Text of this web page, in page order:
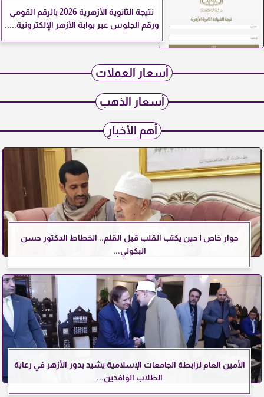
نتيجة الثانوية الأزهرية 2026 بالرقم القومي
ورقم الجلوس عبر بوابة الأزهر الإلكترونية.....
أسعار العملات
أسعار الذهب
أهم الأخبار
حوار خاص | حين يكتب القلب قبل القلم.. الخطاط الدكتور حسن
البكولي...
الأمين العام لرابطة الجامعات الإسلامية يشيد بدور الأزهر في رعاية
الطلاب الوافدين...